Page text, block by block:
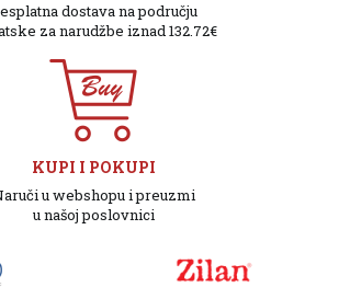
dostava na području
za narudžbe iznad 132.72€
KUPI I POKUPI
u webshopu i preuzmi
u našoj poslovnici